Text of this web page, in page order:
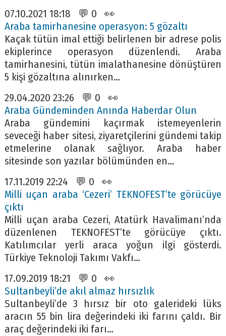
07.10.2021 18:18 💬 0 👀
Araba tamirhanesine operasyon: 5 gözaltı
Kaçak tütün imal ettiği belirlenen bir adrese polis
ekiplerince operasyon düzenlendi. Araba
tamirhanesini, tütün imalathanesine dönüştüren
5 kişi gözaltına alınırken…
29.04.2020 23:26 💬 0 👀
Araba Gündeminden Anında Haberdar Olun
Araba gündemini kaçırmak istemeyenlerin
seveceği haber sitesi, ziyaretçilerini gündemi takip
etmelerine olanak sağlıyor. Araba haber
sitesinde son yazılar bölümünden en…
17.11.2019 22:24 💬 0 👀
Milli uçan araba ‘Cezeri’ TEKNOFEST’te görücüye
çıktı
Milli uçan araba Cezeri, Atatürk Havalimanı’nda
düzenlenen TEKNOFEST’te görücüye çıktı.
Katılımcılar yerli araca yoğun ilgi gösterdi.
Türkiye Teknoloji Takımı Vakfı…
17.09.2019 18:21 💬 0 👀
Sultanbeyli’de akıl almaz hırsızlık
Sultanbeyli’de 3 hırsız bir oto galerideki lüks
aracın 55 bin lira değerindeki iki farını çaldı. Bir
araç değerindeki iki farı…